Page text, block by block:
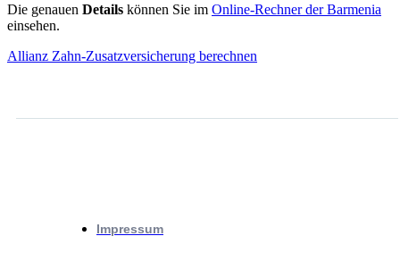
Die genauen Details können Sie im Online-Rechner der Barmenia
einsehen.
Allianz Zahn-Zusatzversicherung berechnen
Impressum